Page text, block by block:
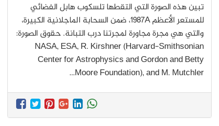
تبين هذه الصورة التي التقطها تلسكوب هابل الفضائي
للمستعر الأعظم 1987A، ضمن السحابة الماجلانية الكبيرة،
والتي هي مجرة مجاورة لمجرتنا درب التبانة. حقوق الصورة:
NASA, ESA, R. Kirshner (Harvard-Smithsonian
Center for Astrophysics and Gordon and Betty
Moore Foundation), and M. Mutchler…